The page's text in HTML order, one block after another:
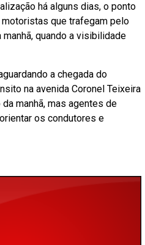
há alguns dias, o ponto
que trafegam pelo
quando a visibilidade
a chegada do
na avenida Coronel Teixeira
manhã, mas agentes de
os condutores e